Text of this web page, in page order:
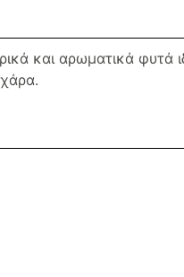
και αρωματικά φυτά